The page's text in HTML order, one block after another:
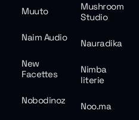
Mushroom
Studio
Muuto
Naim Audio
Nauradika
New
Facettes
Nimba
literie
Nobodinoz
Noo.ma